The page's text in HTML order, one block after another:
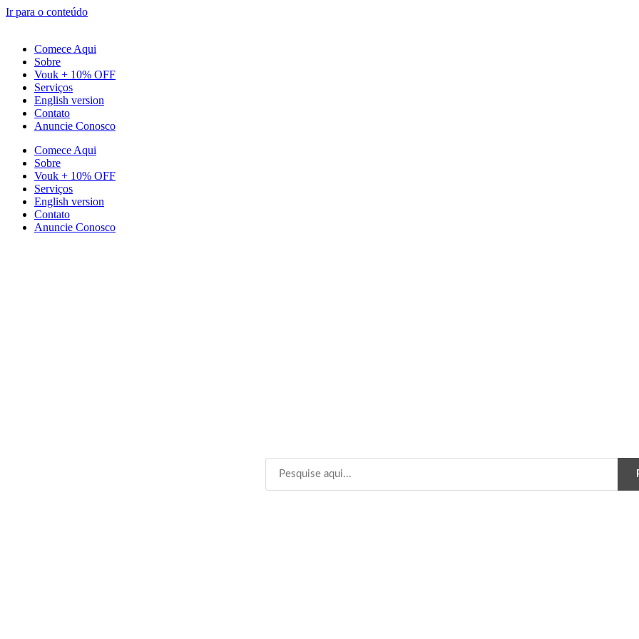
Ir para o conteúdo
Comece Aqui
Sobre
Vouk + 10% OFF
Serviços
English version
Contato
Anuncie Conosco
Comece Aqui
Sobre
Vouk + 10% OFF
Serviços
English version
Contato
Anuncie Conosco